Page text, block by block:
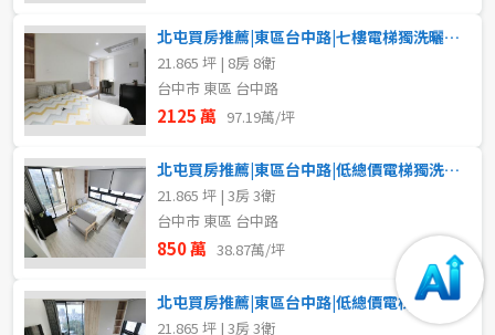
取消 送出
取消 送出
取消 送出
北屯買房推薦|東區台中路|七樓電梯獨洗曬八套
21.865 坪 | 8房 8衛
台中市 東區 台中路
2125 萬 97.19萬/坪
北屯買房推薦|東區台中路|低總價電梯獨洗曬三套C
21.865 坪 | 3房 3衛
台中市 東區 台中路
850 萬 38.87萬/坪
北屯買房推薦|東區台中路|低總價電梯獨洗曬三套B
21.865 坪 | 3房 3衛